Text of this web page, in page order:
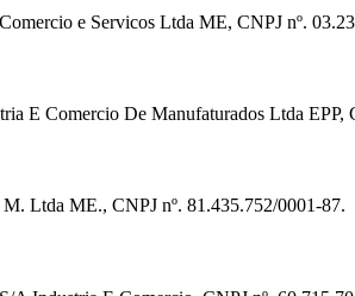
e Servicos Ltda ME, CNPJ nº.
E Comercio De Manufaturados Ltda EPP,
Ltda ME., CNPJ nº. 81.435.752/0001-87.